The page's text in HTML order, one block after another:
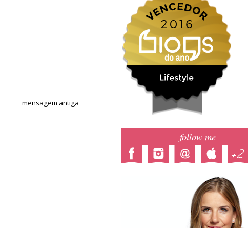
mensagem antiga
follow me